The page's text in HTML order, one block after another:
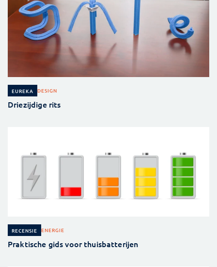
EUREKA DESIGN
Driezijdige rits
RECENSIE ENERGIE
Praktische gids voor thuisbatterijen